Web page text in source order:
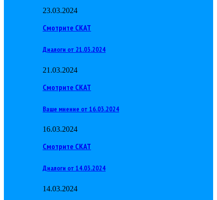
23.03.2024
Смотрите СКАТ
Диалоги от 21.03.2024
21.03.2024
Смотрите СКАТ
Ваше мнение от 16.03.2024
16.03.2024
Смотрите СКАТ
Диалоги от 14.03.2024
14.03.2024